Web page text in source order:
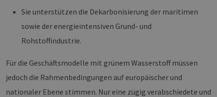
Sie unterstützen die Dekarbonisierung der maritimen
sowie der energieintensiven Grund- und
Rohstoffindustrie.
Für die Geschäftsmodelle mit grünem Wasserstoff müssen
jedoch die Rahmenbedingungen auf europäischer und
nationaler Ebene stimmen. Nur eine zügig verabschiedete und